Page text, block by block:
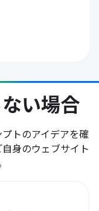
い場合
トのアイデアを確
身のウェブサイト